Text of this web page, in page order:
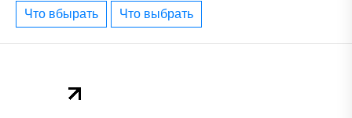
что вбырать что выбрать